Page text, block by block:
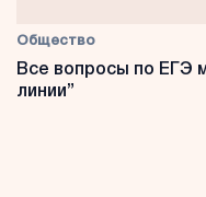
Общество
Все вопросы по ЕГЭ
линии”